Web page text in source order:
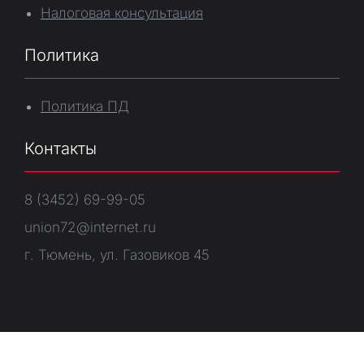
a
Налоговая консультация
Политика
Политика ПД
Контакты
8 (3452) 69-99-05
union72@internet.ru
г. Тюмень, ул. Газовиков 45